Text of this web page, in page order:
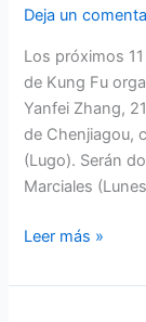
Deja un
Los próximos
de Kung Fu
Yanfei Zhang,
de Chenjiagou,
(Lugo). Serán
Marciales
Estilo
Chen
Leer más »